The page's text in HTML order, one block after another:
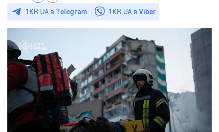
1KR.UA в Telegram 1KR.UA вViber